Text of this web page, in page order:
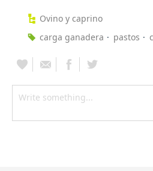
Ovino y caprino
carga ganadera
pastos